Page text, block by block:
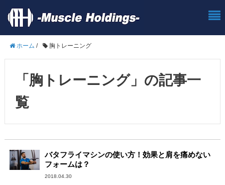
ホーム / 胸トレーニング
「胸トレーニング」の記事一
覧
バタフライマシンの使い方！効果と肩を痛めない
フォームは？
2018.04.30